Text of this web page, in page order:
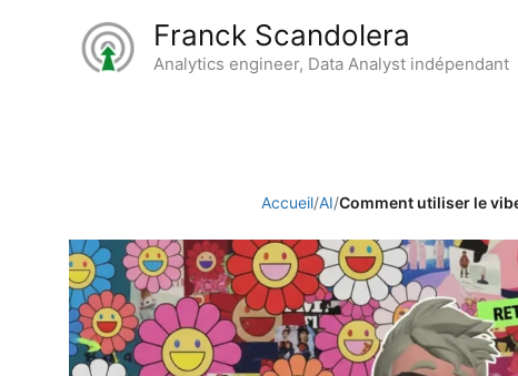
Franck Scandolera
Analytics engineer, Data Analyst indépendant
Accueil/AI/Comment utiliser le